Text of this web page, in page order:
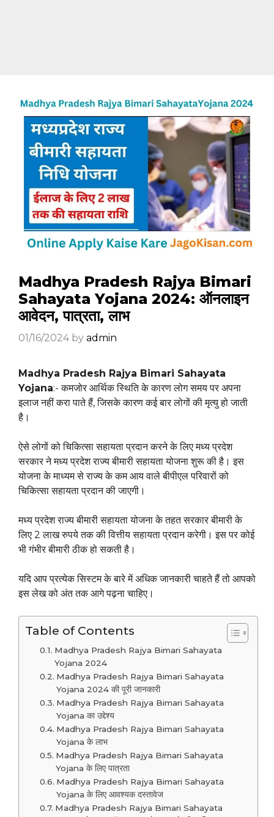
Madhya Pradesh Rajya Bimari
Sahayata Yojana 2024: ऑनलाइन
आवेदन, पात्रता, लाभ
01/16/2024 by admin
Madhya Pradesh Rajya Bimari Sahayata
Yojana:- कमजोर आर्थिक स्थिति के कारण लोग समय पर अपना
इलाज नहीं करा पाते हैं, जिसके कारण कई बार लोगों की मृत्यु हो जाती
है।
ऐसे लोगों को चिकित्सा सहायता प्रदान करने के लिए मध्य प्रदेश
सरकार ने मध्य प्रदेश राज्य बीमारी सहायता योजना शुरू की है। इस
योजना के माध्यम से राज्य के कम आय वाले बीपीएल परिवारों को
चिकित्सा सहायता प्रदान की जाएगी।
मध्य प्रदेश राज्य बीमारी सहायता योजना के तहत सरकार बीमारी के
लिए 2 लाख रुपये तक की वित्तीय सहायता प्रदान करेगी। इस पर कोई
भी गंभीर बीमारी ठीक हो सकती है।
यदि आप प्रत्येक सिस्टम के बारे में अधिक जानकारी चाहते हैं तो आपको
इस लेख को अंत तक आगे पढ़ना चाहिए।
Table of Contents
Madhya Pradesh Rajya Bimari Sahayata
Yojana 2024
Madhya Pradesh Rajya Bimari Sahayata
Yojana 2024 की पूरी जानकारी
Madhya Pradesh Rajya Bimari Sahayata
Yojana का उद्देश्य
Madhya Pradesh Rajya Bimari Sahayata
Yojana के लाभ
Madhya Pradesh Rajya Bimari Sahayata
Yojana के लिए पात्रता
Madhya Pradesh Rajya Bimari Sahayata
Yojana के लिए आवश्यक दस्तावेज
Madhya Pradesh Rajya Bimari Sahayata